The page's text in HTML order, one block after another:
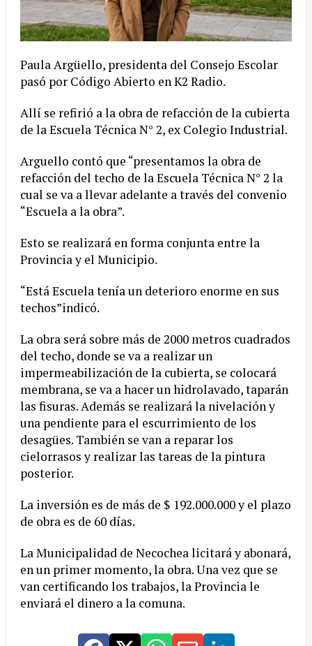
Paula Argüello, presidenta del Consejo Escolar
pasó por Código Abierto en K2 Radio.
Allí se refirió a la obra de refacción de la cubierta
de la Escuela Técnica N° 2, ex Colegio Industrial.
Arguello contó que “presentamos la obra de
refacción del techo de la Escuela Técnica N° 2 la
cual se va a llevar adelante a través del convenio
“Escuela a la obra”.
Esto se realizará en forma conjunta entre la
Provincia y el Municipio.
“Está Escuela tenía un deterioro enorme en sus
techos”indicó.
La obra será sobre más de 2000 metros cuadrados
del techo, donde se va a realizar un
impermeabilización de la cubierta, se colocará
membrana, se va a hacer un hidrolavado, taparán
las fisuras. Además se realizará la nivelación y
una pendiente para el escurrimiento de los
desagües. También se van a reparar los
cielorrasos y realizar las tareas de la pintura
posterior.
La inversión es de más de $ 192.000.000 y el plazo
de obra es de 60 días.
La Municipalidad de Necochea licitará y abonará,
en un primer momento, la obra. Una vez que se
van certificando los trabajos, la Provincia le
enviará el dinero a la comuna.